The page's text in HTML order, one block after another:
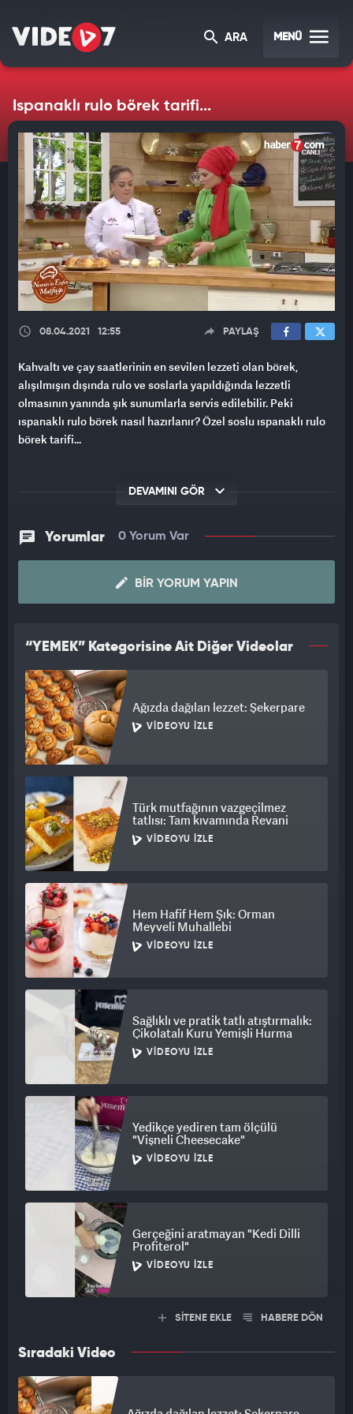
ARA MENÜ
Ispanaklı rulo börek tarifi...
08.04.2021 12:55 PAYLAŞ
Kahvaltı ve çay saatlerinin en sevilen lezzeti olan börek,
alışılmışın dışında rulo ve soslarla yapıldığında lezzetli
olmasının yanında şık sunumlarla servis edilebilir. Peki
ıspanaklı rulo börek nasıl hazırlanır? Özel soslu ıspanaklı rulo
börek tarifi...
DEVAMINI GÖR
Yorumlar 0 Yorum Var
BIR YORUM YAPIN
“YEMEK” Kategorisine Ait Diğer Videolar
Ağızda dağılan lezzet: Şekerpare
VIDEOYU İZLE
Türk mutfağının vazgeçilmez
tatlısı: Tam kıvamında Revani
VIDEOYU İZLE
Hem Hafif Hem Şık: Orman
Meyveli Muhallebi
VIDEOYU İZLE
Sağlıklı ve pratik tatlı atıştırmalık:
Çikolatalı Kuru Yemişli Hurma
VIDEOYU İZLE
Yedikçe yediren tam ölçülü
"Vişneli Cheesecake"
VIDEOYU İZLE
Gerçeğini aratmayan "Kedi Dilli
Profiterol"
VIDEOYU İZLE
SİTENE EKLE HABERE DÖN
Sıradaki Video